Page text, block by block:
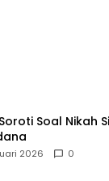
Soal Nikah
2026 0